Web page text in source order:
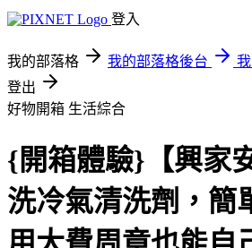
登入
我的部落格 我的部落格後台
登出
好物開箱 生活綜合
{開箱體驗}【興家
洗冷氣清洗劑，簡